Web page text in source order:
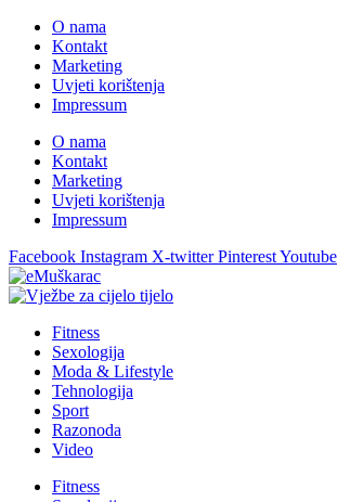
O nama
Kontakt
Marketing
Uvjeti korištenja
Impressum
O nama
Kontakt
Marketing
Uvjeti korištenja
Impressum
Facebook Instagram X-twitter PinterestYoutube
Fitness
Sexologija
Moda & Lifestyle
Tehnologija
Sport
Razonoda
Video
Fitness